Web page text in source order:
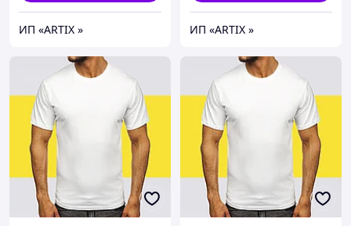
ИП «ARTIX » ИП «ARTIX »